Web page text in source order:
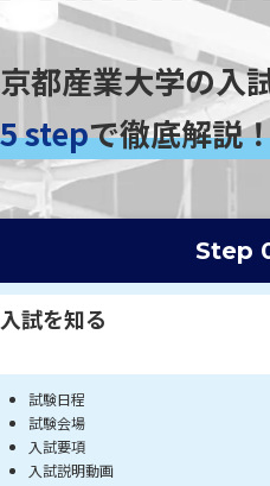
京都産業大学の入
5 stepで徹底解説
Step
入試を知る
試験日程
試験会場
入試要項
入試説明動画